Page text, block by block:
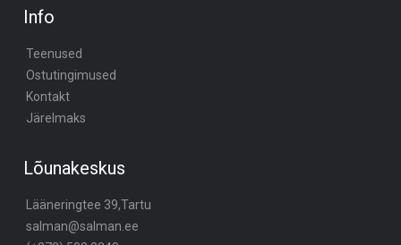
Info
Teenused
Ostutingimused
Kontakt
Järelmaks
Lõunakeskus
Lääneringtee 39,Tartu
salman@salman.ee